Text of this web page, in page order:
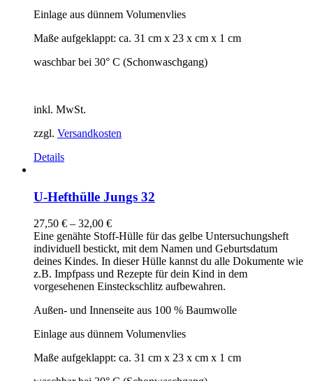
Einlage aus dünnem Volumenvlies
Maße aufgeklappt: ca. 31 cm x 23 x cm x 1 cm
waschbar bei 30° C (Schonwaschgang)
inkl. MwSt.
zzgl. Versandkosten
Details
U-Hefthülle Jungs 32
27,50 € – 32,00 €
Eine genähte Stoff-Hülle für das gelbe Untersuchungsheft
individuell bestickt, mit dem Namen und Geburtsdatum
deines Kindes. In dieser Hülle kannst du alle Dokumente wie
z.B. Impfpass und Rezepte für dein Kind in dem
vorgesehenen Einsteckschlitz aufbewahren.
Außen- und Innenseite aus 100 % Baumwolle
Einlage aus dünnem Volumenvlies
Maße aufgeklappt: ca. 31 cm x 23 x cm x 1 cm